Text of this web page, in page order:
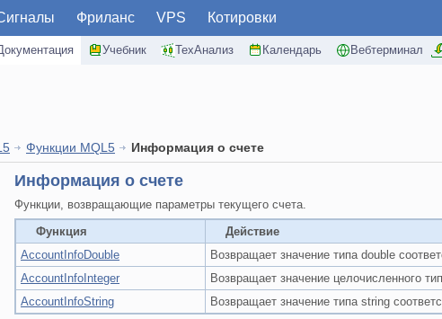
Фриланс VPS Котировки
Учебник ТехАнализ Календарь Вебтерминал
Функции MQL5 Информация о счете
Информация о счете
Функции, возвращающие параметры текущего счета.
Функция
Действие
AccountInfoDouble
Возвращает значение типа double
AccountInfoInteger
Возвращает значение целочисленного
AccountInfoString
Возвращает значение типа string